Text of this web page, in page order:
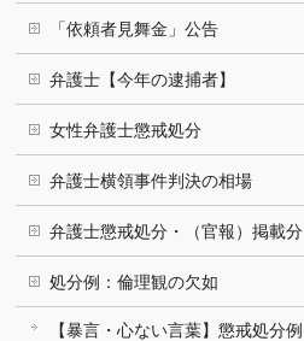
「依頼者見舞金」公告
弁護士【今年の逮捕者】
女性弁護士懲戒処分
弁護士横領事件判決の相場
弁護士懲戒処分・（官報）掲載分
処分例：倫理観の欠如
【暴言・心ない言葉】懲戒処分例